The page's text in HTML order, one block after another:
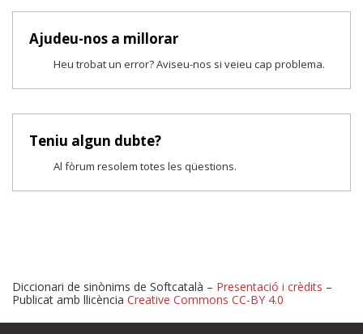
Ajudeu-nos a millorar
Heu trobat un error? Aviseu-nos si veieu cap problema.
Teniu algun dubte?
Al fòrum resolem totes les qüestions.
Diccionari de sinònims de Softcatalà – Presentació i crèdits –
Publicat amb llicència Creative Commons CC-BY 4.0